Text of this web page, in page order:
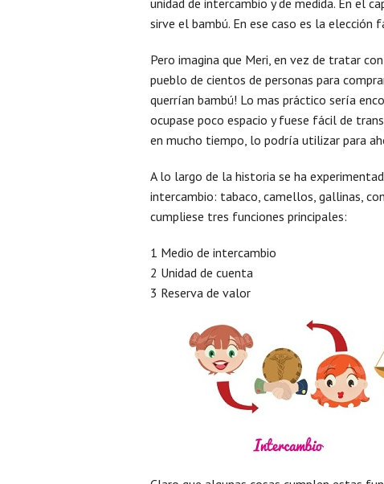
sirve el bambú. En ese caso es la elección
Pero imagina que Meri, en vez de tratar
pueblo de cientos de personas para
querrían bambú! Lo mas práctico sería
ocupase poco espacio y fuese fácil de
en mucho tiempo, lo podría utilizar para
A lo largo de la historia se ha
intercambio: tabaco, camellos, gallinas,
cumpliese tres funciones principales:
1 Medio de intercambio
2 Unidad de cuenta
3 Reserva de valor